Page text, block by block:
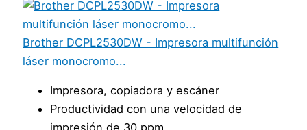
Brother DCPL2530DW - Impresora multifunción
láser monocromo...
Impresora, copiadora y escáner
Productividad con una velocidad de